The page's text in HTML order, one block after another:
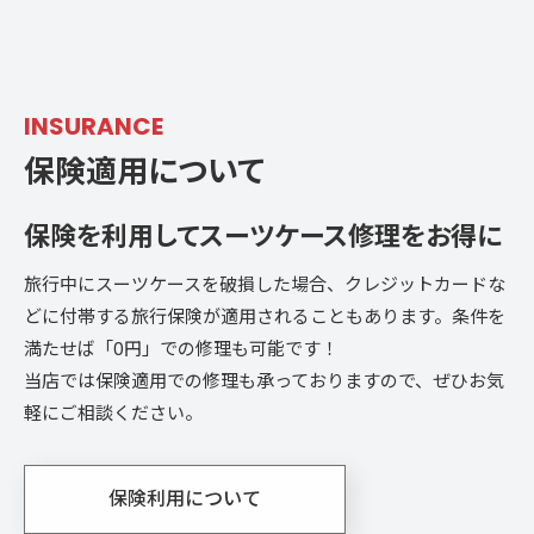
INSURANCE
保険適用について
保険を利用してスーツケース修理をお得に
旅行中にスーツケースを破損した場合、クレジットカードな
どに付帯する旅行保険が適用されることもあります。条件を
満たせば「0円」での修理も可能です！
当店では保険適用での修理も承っておりますので、ぜひお気
軽にご相談ください。
保険利用について